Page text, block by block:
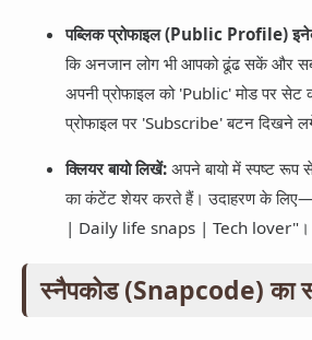
पब्लिक प्रोफाइल (Public Profile)
कि अनजान लोग भी आपको ढूंढ सकें और
अपनी प्रोफाइल को 'Public' मोड पर
प्रोफाइल पर 'Subscribe' बटन दिखने
क्लियर बायो लिखें:अपने बायो में स्पष्ट रूप
का कंटेंट शेयर करते हैं। उदाहरण के
| Daily life snaps | Tech lover"।
स्नैपकोड (Snapcode) का